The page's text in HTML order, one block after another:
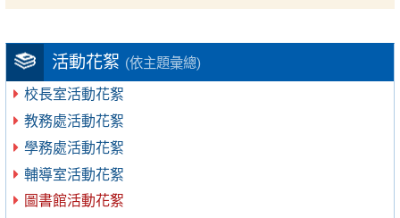
活動花絮 (依主題彙總)
校長室活動花絮
教務處活動花絮
學務處活動花絮
輔導室活動花絮
圖書館活動花絮